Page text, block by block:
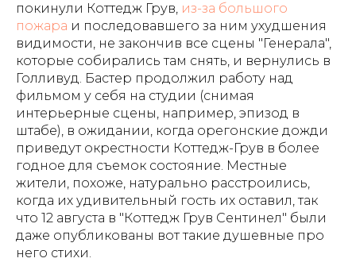
покинули Коттедж Грув, из-за большого
пожара и последовавшего за ним ухудшения
видимости, не закончив все сцены "Генерала",
которые собирались там снять, и вернулись в
Голливуд. Бастер продолжил работу над
фильмом у себя на студии (снимая
интерьерные сцены, например, эпизод в
штабе), в ожидании, когда орегонские дожди
приведут окрестности Коттедж-Грув в более
годное для съемок состояние. Местные
жители, похоже, натурально расстроились,
когда их удивительный гость их оставил, так
что 12 августа в "Коттедж Грув Сентинел" были
даже опубликованы вот такие душевные про
него стихи.